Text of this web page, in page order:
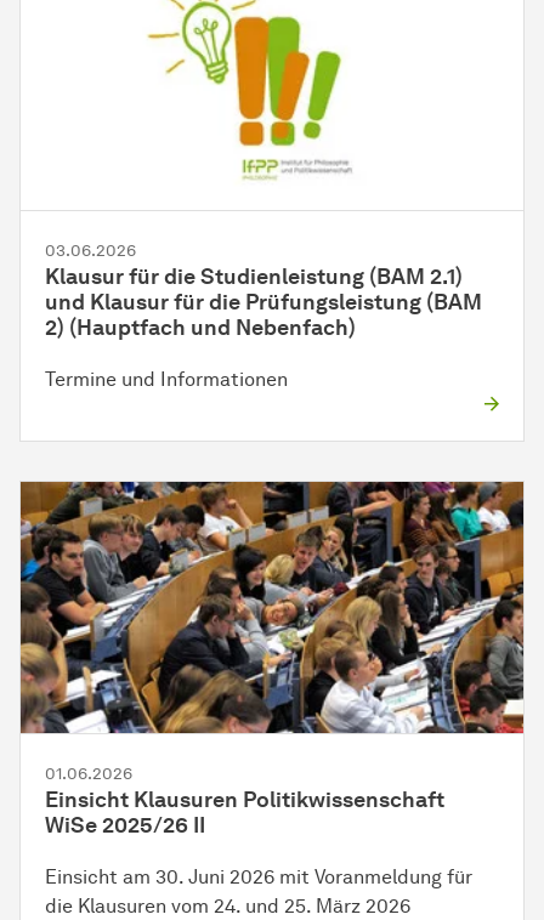
03.06.2026
Klausur für die Studienleistung (BAM 2.1)
und Klausur für die Prüfungsleistung (BAM
2) (Hauptfach und Nebenfach)
Termine und Informationen
01.06.2026
Einsicht Klausuren Politikwissenschaft
WiSe 2025/26 II
Einsicht am 30. Juni 2026 mit Voranmeldung für
die Klausuren vom 24. und 25. März 2026